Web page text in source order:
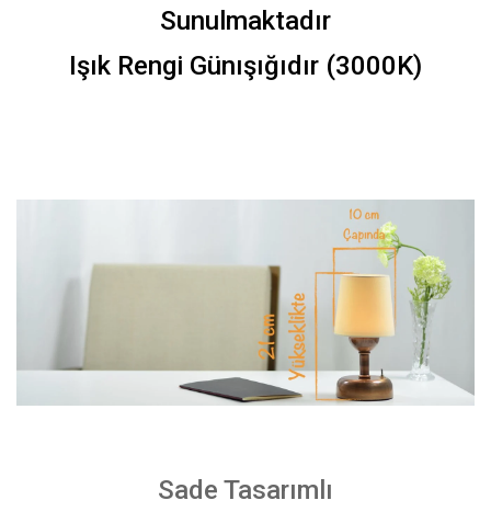
Sunulmaktadır
Işık Rengi Günışığıdır (3000K)
Sade Tasarımlı